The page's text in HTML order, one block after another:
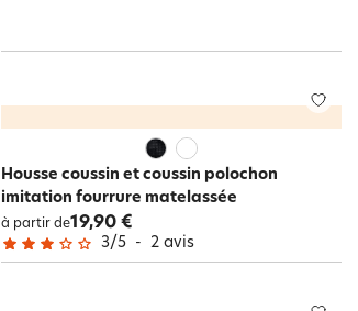
Housse coussin et coussin polochon
imitation fourrure matelassée
à partir de19,90 €
3/5 - 2 avis